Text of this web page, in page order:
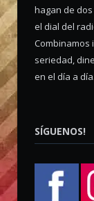
hagan de
el dial del
Combinamos
seriedad,
en el día a día.
SÍGUENOS!